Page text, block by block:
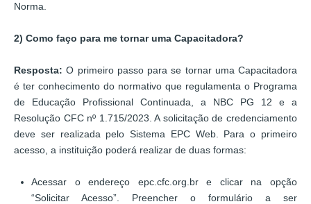
Norma.
2) Como faço para me tornar uma Capacitadora?
Resposta: O primeiro passo para se tornar uma Capacitadora
é ter conhecimento do normativo que regulamenta o Programa
de Educação Profissional Continuada, a NBC PG 12 e a
Resolução CFC nº 1.715/2023. A solicitação de credenciamento
deve ser realizada pelo Sistema EPC Web. Para o primeiro
acesso, a instituição poderá realizar de duas formas:
Acessar o endereço epc.cfc.org.br e clicar na opção
“Solicitar Acesso”. Preencher o formulário a ser